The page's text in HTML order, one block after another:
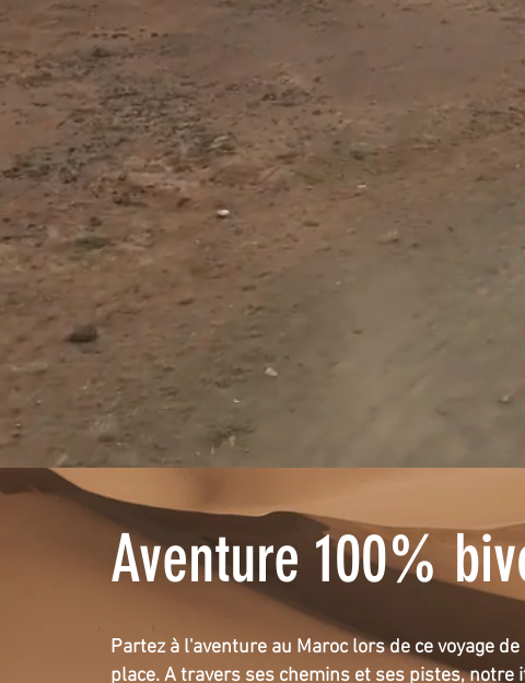
Aventure 100%
Partez à l'aventure au Maroc lors de ce voyage
place. A travers ses chemins et ses pistes, notre